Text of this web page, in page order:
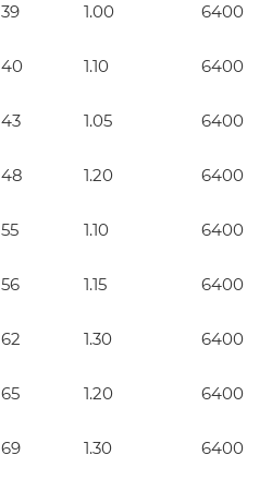
39 1.00 6400
40 1.10 6400
43 1.05 6400
48 1.20 6400
55 1.10 6400
56 1.15 6400
62 1.30 6400
65 1.20 6400
69 1.30 6400